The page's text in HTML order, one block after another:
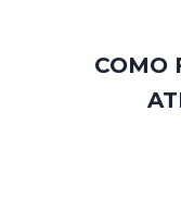
COMO